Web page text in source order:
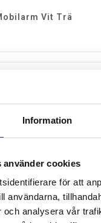
Information
använder cookies
för att
användarna,
och analysera vår
Vit Trä